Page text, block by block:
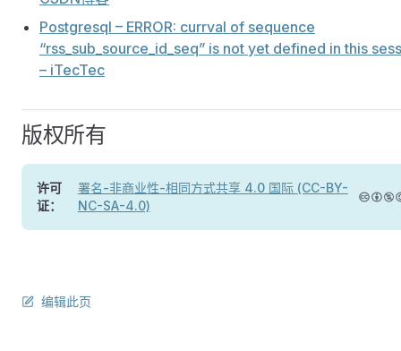
Postgresql – ERROR: currval of sequence
“rss_sub_source_id_seq” is not yet defined in this
– iTecTec
版权所有
许可
证：
署名-非商业性-相同方式共享 4.0 国际 (CC-BY-
NC-SA-4.0)
编辑此页